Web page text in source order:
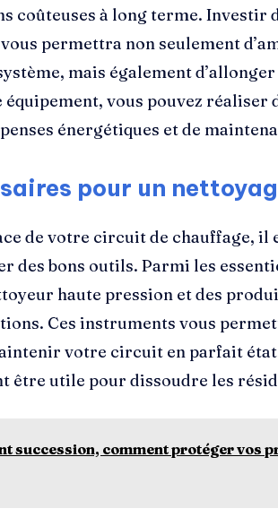
coûteuses à long terme. Investir
permettra non seulement
mais également d’allonger
vous pouvez réaliser
énergétiques et de
pour un
de votre circuit de chauffage, il
des bons outils. Parmi les
haute pression et des
Ces instruments vous
votre circuit en parfait
être utile pour dissoudre les
succession, comment protéger vos